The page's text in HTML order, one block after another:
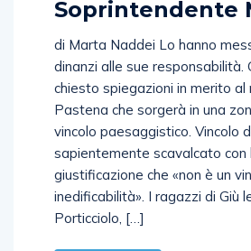
Soprintendente
di Marta Naddei Lo hanno
dinanzi alle sue responsabilità.
chiesto spiegazioni in merito al
Pastena che sorgerà in una
vincolo paesaggistico. Vincolo
sapientemente scavalcato con
giustificazione che «non è un
inedificabilità». I ragazzi di Giù
Porticciolo, […]